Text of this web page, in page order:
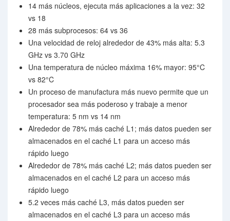
14 más núcleos, ejecuta más aplicaciones a la vez: 32
vs 18
28 más subprocesos: 64 vs 36
Una velocidad de reloj alrededor de 43% más alta: 5.3
GHz vs 3.70 GHz
Una temperatura de núcleo máxima 16% mayor: 95°C
vs 82°C
Un proceso de manufactura más nuevo permite que un
procesador sea más poderoso y trabaje a menor
temperatura: 5 nm vs 14 nm
Alrededor de 78% más caché L1; más datos pueden ser
almacenados en el caché L1 para un acceso más
rápido luego
Alrededor de 78% más caché L2; más datos pueden ser
almacenados en el caché L2 para un acceso más
rápido luego
5.2 veces más caché L3, más datos pueden ser
almacenados en el caché L3 para un acceso más